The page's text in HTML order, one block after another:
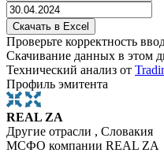
Проверьте корректность
Скачивание данных в этом
Технический анализ от
Профиль эмитента
REAL ZA
Другие отрасли , Словакия
МСФО компании REAL ZA